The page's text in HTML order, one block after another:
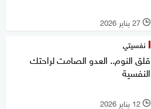
l 27 يناير 2026
نفسيتي
قلق النوم.. العدو الصامت لراحتك
النفسية
l 12 يناير 2026